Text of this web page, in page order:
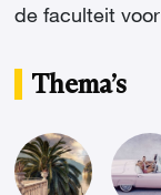
de faculteit
Supérieure des
Ze raakte
na te hebben
kunstvormen,
en
Thema’s